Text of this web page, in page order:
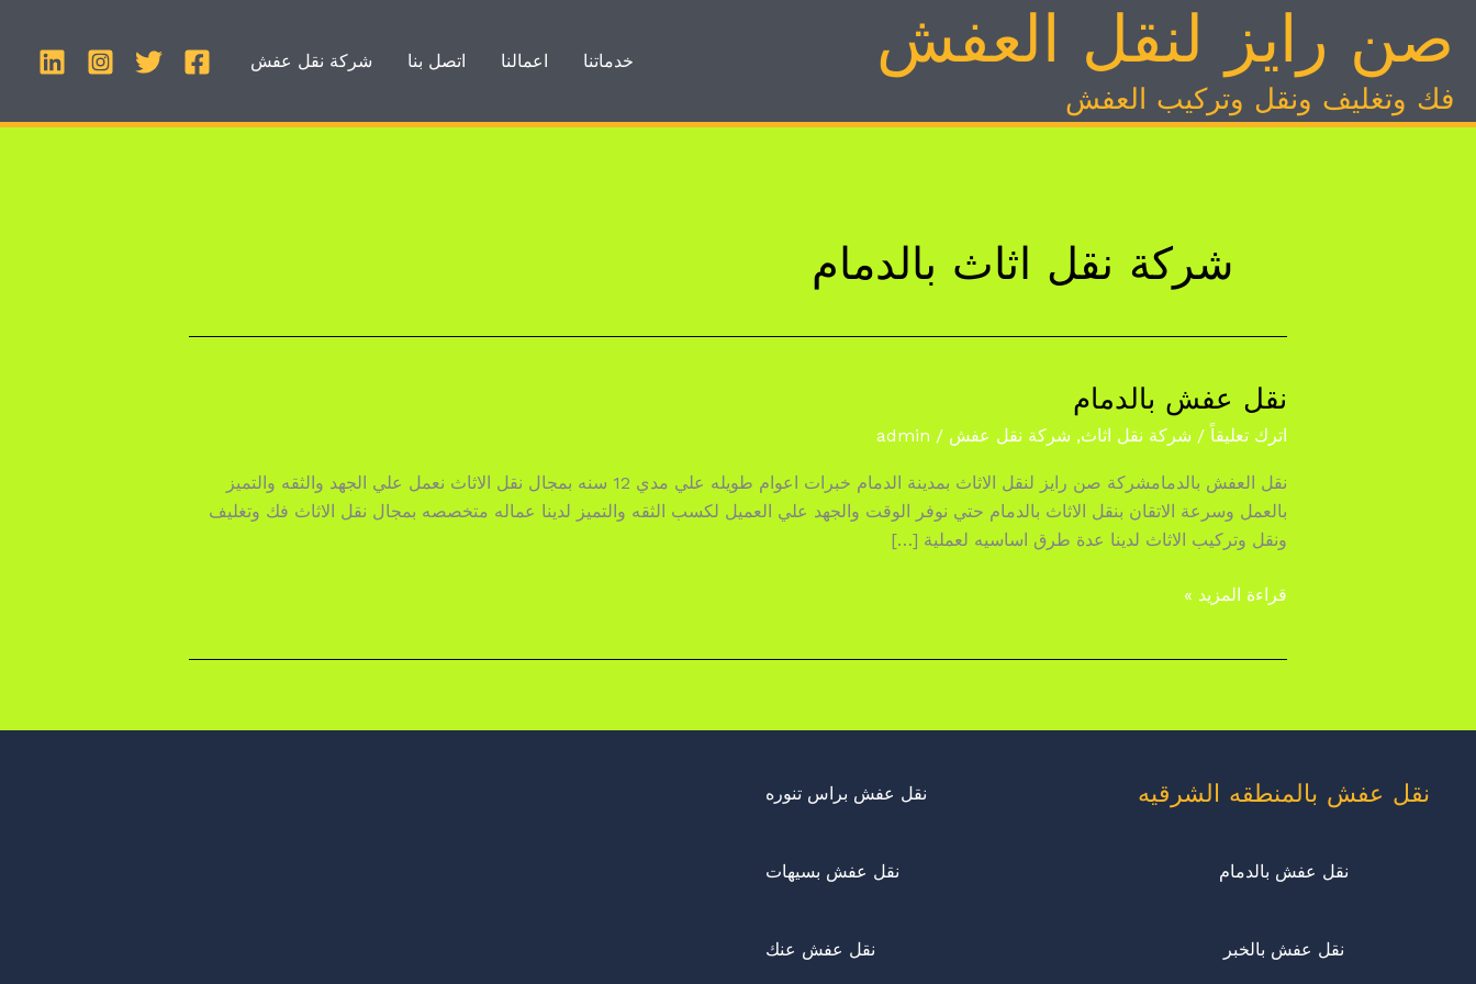
صن رايز لنقل العفش
فك وتغليف ونقل وتركيب العفش
خدماتنا اعمالنا اتصل بنا شركة نقل عفش
شركة نقل اثاث بالدمام
نقل عفش بالدمام
اترك تعليقاً / شركة نقل اثاث, شركة نقل عفش /
admin
نقل العفش بالدمامشركة صن رايز لنقل الاثاث بمدينة الدمام خبرات اعوام طويله علي مدي 12 سنه بمجال نقل الاثاث نعمل علي الجهد والثقه والتميز
بالعمل وسرعة الاتقان بنقل الاثاث بالدمام حتي نوفر الوقت والجهد علي العميل لكسب الثقه والتميز لدينا عماله متخصصه بمجال نقل الاثاث فك وتغليف
ونقل وتركيب الاثاث لدينا عدة طرق اساسيه لعملية […]
نقل
عفش
بالدمام
قراءة المزيد »
نقل عفش بالمنطقه الشرقيه
نقل عفش بالدمام
نقل عفش بالخبر
نقل عفش براس تنوره
نقل عفش بسيهات
نقل عفش عنك